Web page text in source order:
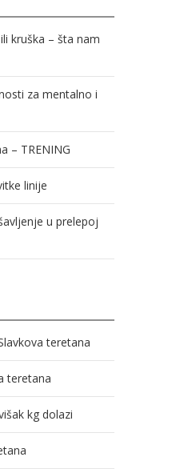
kruška – šta nam
za mentalno i
– TRENING
linije
u prelepoj
teretana
teretana
kg dolazi